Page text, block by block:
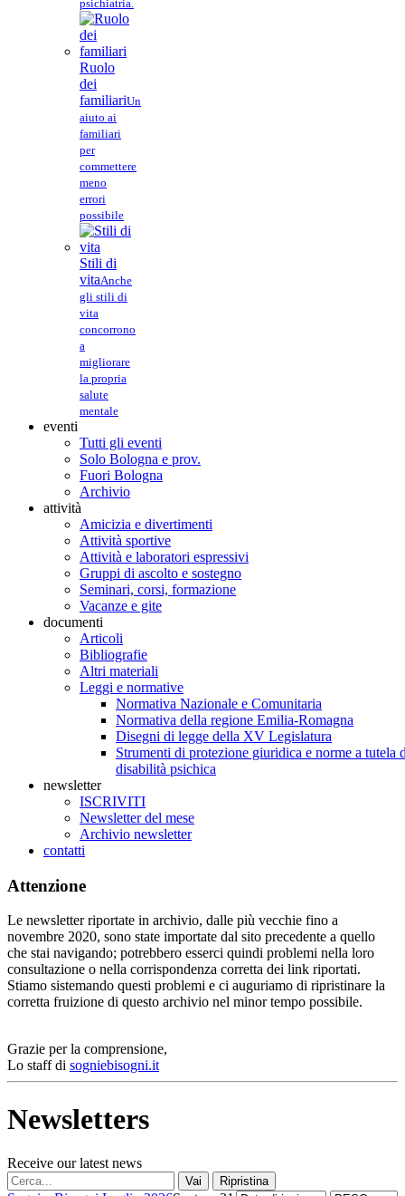
psichiatria.
Ruolo
dei
familiariUn
aiuto ai
familiari
per
commettere
meno
errori
possibile
Stili di
vitaAnche
gli stili di
vita
concorrono
a
migliorare
la propria
salute
mentale
eventi
Tutti gli eventi
Solo Bologna e prov.
Fuori Bologna
Archivio
attività
Amicizia e divertimenti
Attività sportive
Attività e laboratori espressivi
Gruppi di ascolto e sostegno
Seminari, corsi, formazione
Vacanze e gite
documenti
Articoli
Bibliografie
Altri materiali
Leggi e normative
Normativa Nazionale e Comunitaria
Normativa della regione Emilia-Romagna
Disegni di legge della XV Legislatura
Strumenti di protezione giuridica e norme a tutela
disabilità psichica
newsletter
ISCRIVITI
Newsletter del mese
Archivio newsletter
contatti
Attenzione
Le newsletter riportate in archivio, dalle più vecchie fino a
novembre 2020, sono state importate dal sito precedente a quello
che stai navigando; potrebbero esserci quindi problemi nella loro
consultazione o nella corrispondenza corretta dei link riportati.
Stiamo sistemando questi problemi e ci auguriamo di ripristinare la
corretta fruizione di questo archivio nel minor tempo possibile.
Grazie per la comprensione,
Lo staff di sogniebisogni.it
Newsletters
Receive our latest news
Vai Ripristina